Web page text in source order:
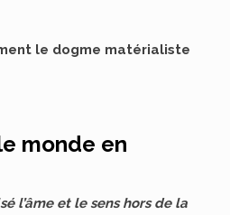
le dogme matérialiste
monde en
l’âme et le sens hors de la